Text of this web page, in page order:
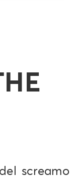
screamo